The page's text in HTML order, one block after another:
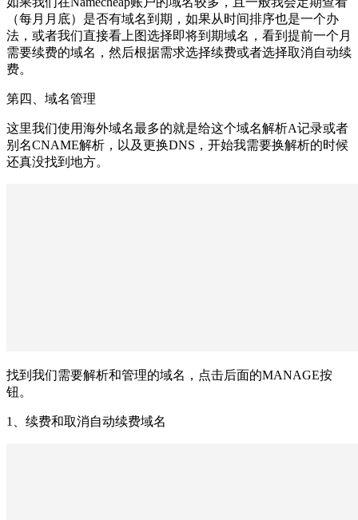
（每月月底）是否有域名到期，如果从时间排序也是一个办
法，或者我们直接看上图选择即将到期域名，看到提前一个月
需要续费的域名，然后根据需求选择续费或者选择取消自动续
费。
第四、域名管理
这里我们使用海外域名最多的就是给这个域名解析A记录或者
别名CNAME解析，以及更换DNS，开始我需要换解析的时候
还真没找到地方。
找到我们需要解析和管理的域名，点击后面的MANAGE按
钮。
1、续费和取消自动续费域名